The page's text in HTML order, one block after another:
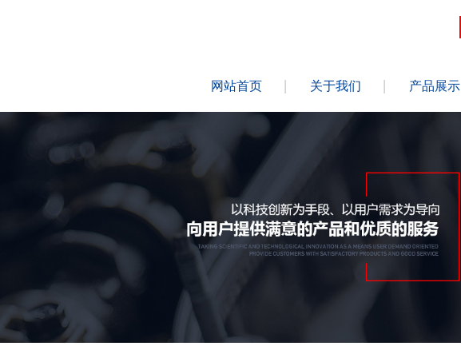
网站首页 关于我们 产品展示